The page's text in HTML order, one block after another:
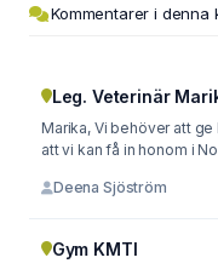
Kommentarer i denna
Leg. Veterinär
Marika, Vi behöver att ge BOO (Grande Danois) sin avmaskning så
att vi kan få in honom i
Deena Sjöström
Gym KMTI